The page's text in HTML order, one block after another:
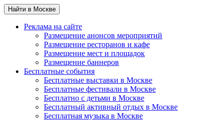
Найти в Москве
Реклама на сайте
Размещение анонсов мероприятий
Размещение ресторанов и кафе
Размещение мест и площадок
Размещение баннеров
Бесплатные события
Бесплатные выставки в Москве
Бесплатные фестивали в Москве
Бесплатно с детьми в Москве
Бесплатный активный отдых в Москве
Бесплатная музыка в Москве